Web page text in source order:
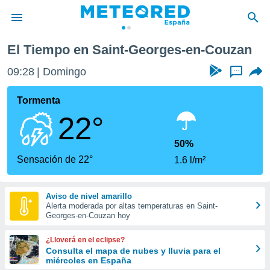
de
por
se
calidad.
a este
las
y
forma
digital
basada
El Tiempo en Saint-Georges-en-Couzan
09:28 Domingo ...
Tormenta
22°
Sensación de 22°
50%
1.6 l/m²
Aviso de nivel amarillo
Alerta moderada por altas temperaturas en Saint-
Georges-en-Couzan hoy
¿Lloverá en el eclipse?
Consulta el mapa de nubes y lluvia para el
miércoles en España